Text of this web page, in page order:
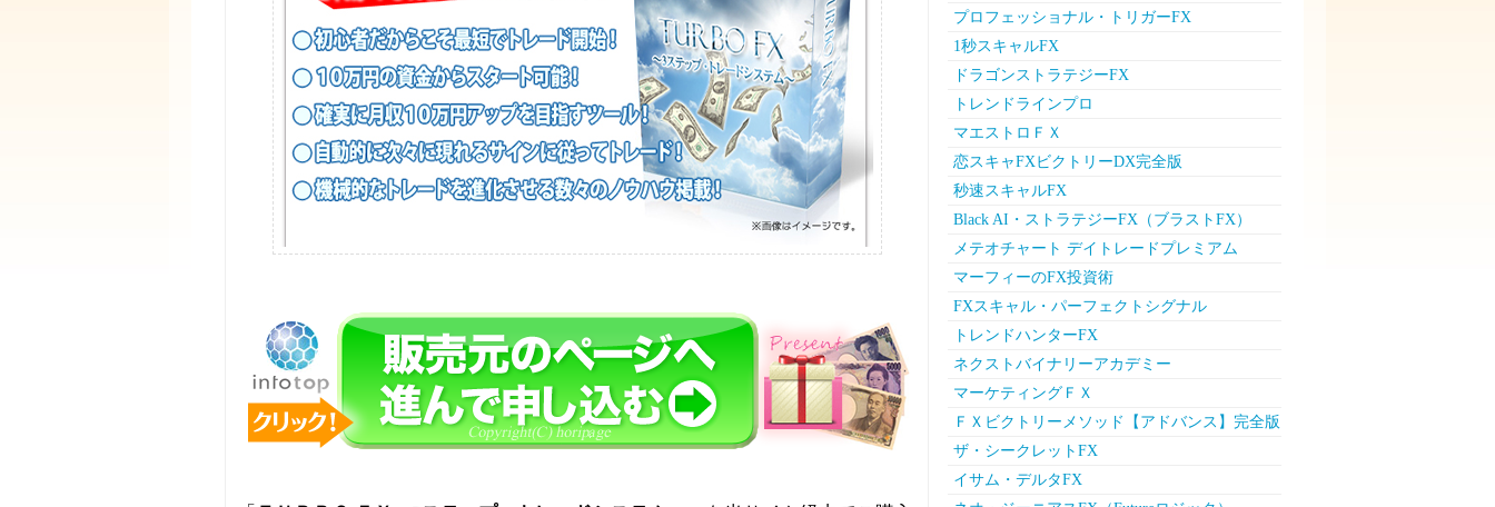
プロフェッショナル・トリガーFX
1秒スキャルFX
ドラゴンストラテジーFX
トレンドラインプロ
マエストロＦＸ
恋スキャFXビクトリーDX完全版
秒速スキャルFX
Black AI・ストラテジーFX（ブラストFX）
メテオチャート デイトレードプレミアム
マーフィーのFX投資術
FXスキャル・パーフェクトシグナル
トレンドハンターFX
ネクストバイナリーアカデミー
マーケティングＦＸ
ＦＸビクトリーメソッド【アドバンス】完全版
ザ・シークレットFX
イサム・デルタFX